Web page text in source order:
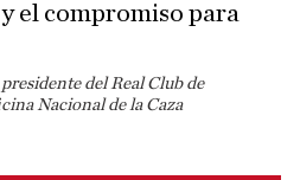
el compromiso para
presidente del Real Club de
Nacional de la Caza